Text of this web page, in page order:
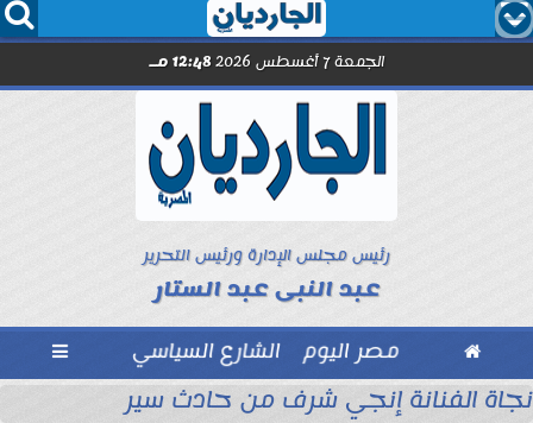
  
الجمعة 7 أغسطس 2026 12:48 مـ
رئيس مجلس الإدارة ورئيس التحرير
عبد النبى عبد الستار
 مصر اليوم الشارع السياسي 
القطاع الصحي
نجاة الفنانة إنجي شرف من حادث سير